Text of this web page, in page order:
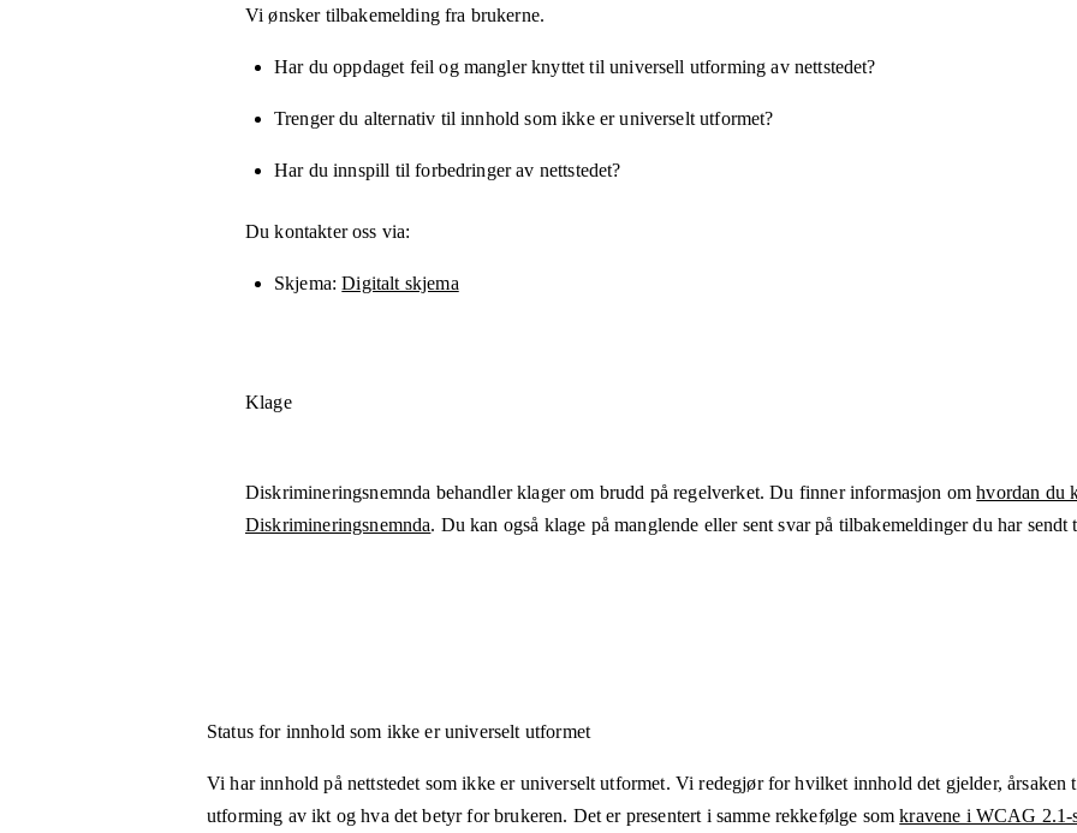
Vi ønsker tilbakemelding fra brukerne.
Har du oppdaget feil og mangler knyttet til universell utforming av nettstedet?
Trenger du alternativ til innhold som ikke er universelt utformet?
Har du innspill til forbedringer av nettstedet?
Du kontakter oss via:
Skjema Digitalt skjema
Klage
Diskrimineringsnemnda behandler klager om brudd på regelverket. Du finner informasjon omhvordan du
Diskrimineringsnemnda. Du kan også klage på manglende eller sent svar på tilbakemeldinger du har sendt
Status for innhold som ikke er universelt utformet
Vi har innhold på nettstedet som ikke er universelt utformet. Vi redegjør for hvilket innhold det gjelder,
utforming av ikt og hva det betyr for brukeren. Det er presentert i samme rekkefølge somkravene i WCAG 2.1-